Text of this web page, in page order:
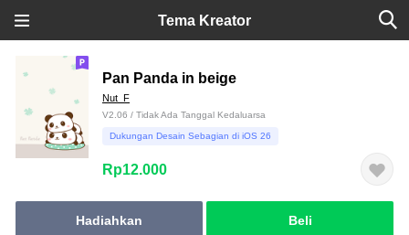
Tema Kreator
Pan Panda in beige
Nut_F
V2.06 / Tidak Ada Tanggal Kedaluarsa
Dukungan Desain Sebagian di iOS 26
Rp12.000
Hadiahkan Beli